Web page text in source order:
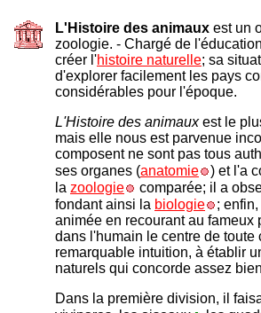
L'Histoire des animaux est un
zoologie. - Chargé de
créer l'histoire naturelle; sa
d'explorer facilement les pays
considérables pour l'époque.
L'Histoire des animauxest le
mais elle nous est parvenue
composent ne sont pas tous
ses organes (anatomie
) et l'a
la zoologie
comparée; il a
fondant ainsi la biologie
;
animée en recourant au fameux
dans l'humain le centre de toute
remarquable intuition, à établir
naturels qui concorde assez
Dans la première division, il